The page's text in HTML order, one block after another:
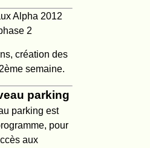
création des
semaine.
parking
parking est
pour
aux